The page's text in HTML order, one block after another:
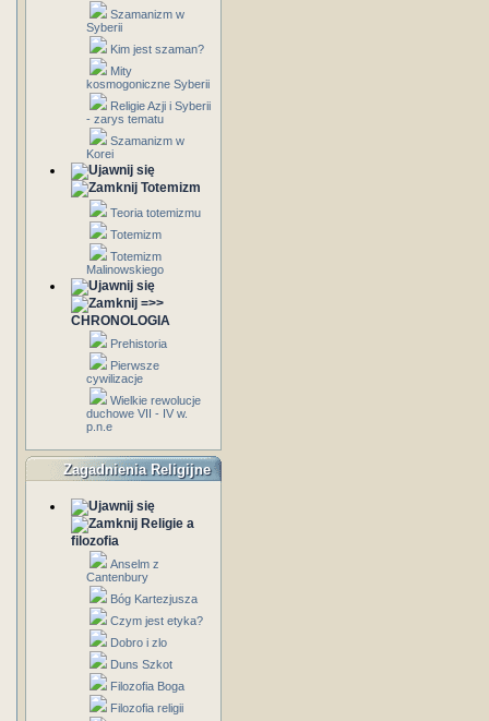
Szamanizm w
Syberii
Kim jest szaman?
Mity
kosmogoniczne Syberii
Religie Azji i Syberii
- zarys tematu
Szamanizm w
Korei
Totemizm
Teoria totemizmu
Totemizm
Totemizm
Malinowskiego
=>>
CHRONOLOGIA
Prehistoria
Pierwsze
cywilizacje
Wielkie rewolucje
duchowe VII - IV w.
p.n.e
Zagadnienia Religijne
Religie a
filozofia
Anselm z
Cantenbury
Bóg Kartezjusza
Czym jest etyka?
Dobro i zlo
Duns Szkot
Filozofia Boga
Filozofia religii